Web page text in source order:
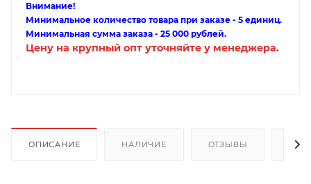
Внимание!
Минимальное количество товара при заказе - 5 единиц.
Минимальная сумма заказа - 25 000 рублей.
Цену на крупный опт уточняйте у менеджера.
ОПИСАНИЕ НАЛИЧИЕ ОТЗЫВЫ